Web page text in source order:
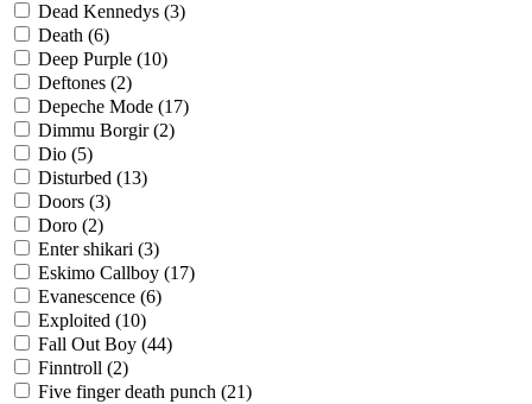
Dead Kennedys (3)
Death (6)
Deep Purple (10)
Deftones (2)
Depeche Mode (17)
Dimmu Borgir(2)
Dio (5)
Disturbed (13)
Doors (3)
Doro (2)
Enter shikari (3)
Eskimo Callboy (17)
Evanescence (6)
Exploited (10)
Fall Out Boy (44)
Finntroll (2)
Five finger death punch (21)